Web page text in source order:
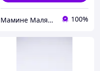
Мамине Малятко 100%